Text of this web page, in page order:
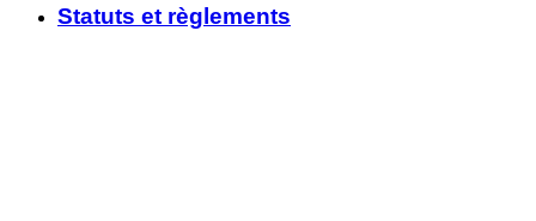
Statuts et règlements